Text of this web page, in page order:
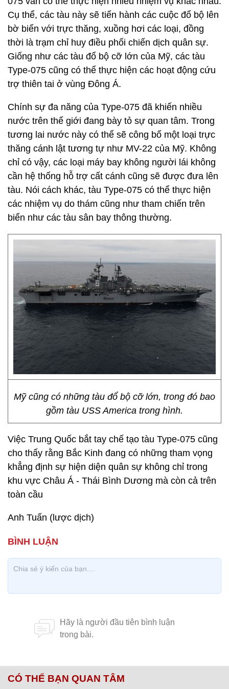
Cụ thể, các tàu này sẽ tiến hành các cuộc đổ bộ lên
bờ biển với trực thăng, xuồng hơi các loại, đồng
thời là trạm chỉ huy điều phối chiến dịch quân sự.
Giống như các tàu đổ bộ cỡ lớn của Mỹ, các tàu
Type-075 cũng có thể thực hiện các hoạt động cứu
trợ thiên tai ở vùng Đông Á.
Chính sự đa năng của Type-075 đã khiến nhiều
nước trên thế giới đang bày tỏ sự quan tâm. Trong
tương lai nước này có thể sẽ công bố một loại trực
thăng cánh lật tương tự như MV-22 của Mỹ. Không
chỉ có vậy, các loại máy bay không người lái không
cần hệ thống hỗ trợ cất cánh cũng sẽ được đưa lên
tàu. Nói cách khác, tàu Type-075 có thể thực hiện
các nhiệm vụ do thám cũng như tham chiến trên
biển như các tàu sân bay thông thường.
Mỹ cũng có những tàu đổ bộ cỡ lớn, trong đó bao
gồm tàu USS America trong hình.
Việc Trung Quốc bắt tay chế tạo tàu Type-075 cũng
cho thấy rằng Bắc Kinh đang có những tham vọng
khẳng định sự hiện diện quân sự không chỉ trong
khu vực Châu Á - Thái Bình Dương mà còn cả trên
toàn cầu
Anh Tuấn (lược dịch)
CÓ THỂ BẠN QUAN TÂM